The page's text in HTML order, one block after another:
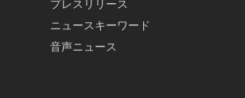
プレスリリース
ニュースキーワード
音声ニュース